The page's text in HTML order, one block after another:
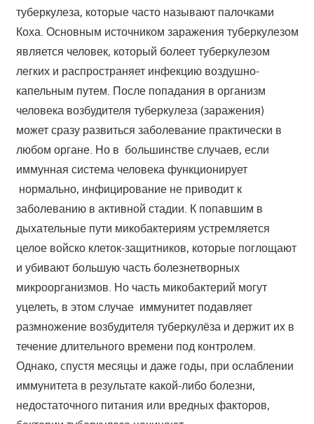
туберкулеза, которые часто называют палочками
Коха. Основным источником заражения туберкулезом
является человек, который болеет туберкулезом
легких и распространяет инфекцию воздушно-
капельным путем. После попадания в организм
человека возбудителя туберкулеза (заражения)
может сразу развиться заболевание практически в
любом органе. Но в большинстве случаев, если
иммунная система человека функционирует
нормально, инфицирование не приводит к
заболеванию в активной стадии. К попавшим в
дыхательные пути микобактериям устремляется
целое войско клеток-защитников, которые поглощают
и убивают большую часть болезнетворных
микроорганизмов. Но часть микобактерий могут
уцелеть, в этом случае иммунитет подавляет
размножение возбудителя туберкулёза и держит их в
течение длительного времени под контролем.
Однако, cпустя месяцы и даже годы, при ослаблении
иммунитета в результате какой-либо болезни,
недостаточного питания или вредных факторов,